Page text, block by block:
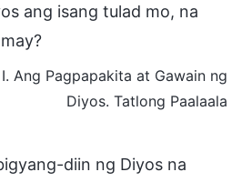
ang isang tulad mo, na
Ang Pagpapakita at Gawain ng
Diyos. Tatlong Paalaala
diin ng Diyos na